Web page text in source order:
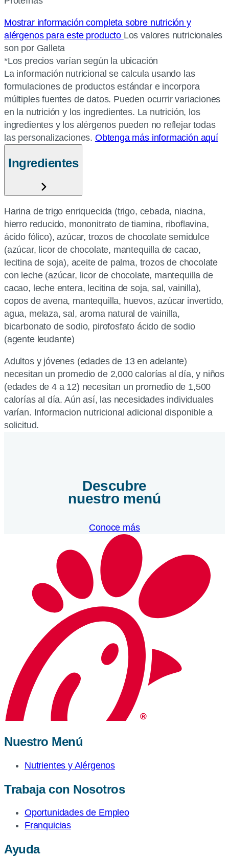
Mostrar información completa sobre nutrición y
alérgenos para este producto Los valores nutricionales
son por Galleta
*Los precios varían según la ubicación
La información nutricional se calcula usando las
formulaciones de productos estándar e incorpora
múltiples fuentes de datos. Pueden ocurrir variaciones
en la nutrición y los ingredientes. La nutrición, los
ingredientes y los alérgenos pueden no reflejar todas
las personalizaciones. Obtenga más información aquí
Ingredientes
Harina de trigo enriquecida (trigo, cebada, niacina,
hierro reducido, mononitrato de tiamina, riboflavina,
ácido fólico), azúcar, trozos de chocolate semidulce
(azúcar, licor de chocolate, mantequilla de cacao,
lecitina de soja), aceite de palma, trozos de chocolate
con leche (azúcar, licor de chocolate, mantequilla de
cacao, leche entera, lecitina de soja, sal, vainilla),
copos de avena, mantequilla, huevos, azúcar invertido,
agua, melaza, sal, aroma natural de vainilla,
bicarbonato de sodio, pirofosfato ácido de sodio
(agente leudante)
Adultos y jóvenes (edades de 13 en adelante)
necesitan un promedio de 2,000 calorías al día, y niños
(edades de 4 a 12) necesitan un promedio de 1,500
calorías al día. Aún así, las necesidades individuales
varían. Informacion nutricional adicional disponible a
solicitud.
Descubre
nuestro menú
Conoce más
Nuestro Menú
Nutrientes y Alérgenos
Trabaja con Nosotros
Oportunidades de Empleo
Franquicias
Ayuda